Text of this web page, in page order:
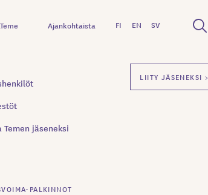
Ajankohtaista FI EN SV
Temen jäseneksi
LIITY JÄSENEKSI >
PALKINNOT